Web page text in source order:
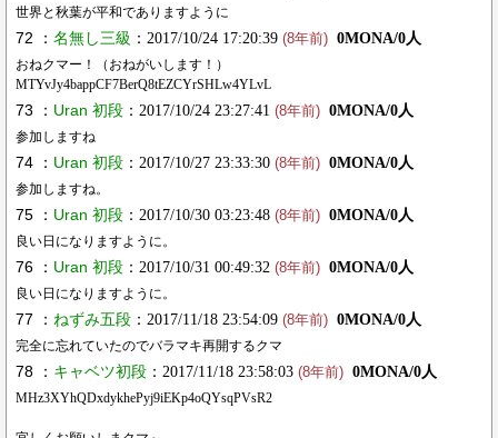
世界と秋葉が平和でありますように
72 ： 名無し三級 ：2017/10/24 17:20:39 (8年前) 0MONA/0人
おねクマー！（おねがいします！）
MTYvJy4bappCF7BerQ8tEZCYrSHLw4YLvL
73 ： Uran 初段 ：2017/10/24 23:27:41 (8年前) 0MONA/0人
参加しますね
74 ： Uran 初段 ：2017/10/27 23:33:30 (8年前) 0MONA/0人
参加しますね。
75 ： Uran 初段 ：2017/10/30 03:23:48 (8年前) 0MONA/0人
良い日になりますように。
76 ： Uran 初段 ：2017/10/31 00:49:32 (8年前) 0MONA/0人
良い日になりますように。
77 ： ねずみ五段 ：2017/11/18 23:54:09 (8年前) 0MONA/0人
完全に忘れていたのでバラマキ再開するクマ
78 ： キャベツ初段 ：2017/11/18 23:58:03 (8年前) 0MONA/0人
MHz3XYhQDxdykhePyj9iEKp4oQYsqPVsR2